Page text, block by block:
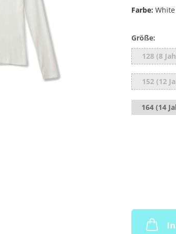
Farbe: White
Größe:
128 (8
152 (12
164 (14